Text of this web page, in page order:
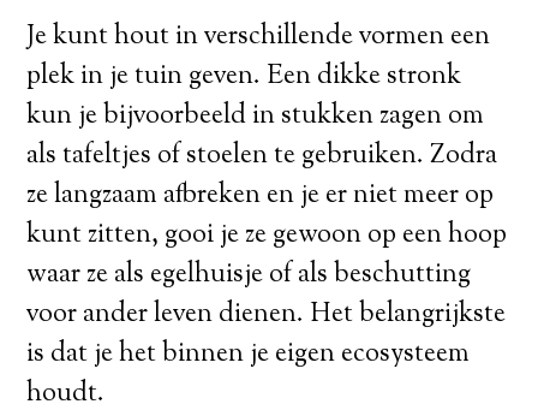
Je kunt hout in verschillende vormen een
plek in je tuin geven. Een dikke stronk
kun je bijvoorbeeld in stukken zagen om
als tafeltjes of stoelen te gebruiken. Zodra
ze langzaam afbreken en je er niet meer op
kunt zitten, gooi je ze gewoon op een hoop
waar ze als egelhuisje of als beschutting
voor ander leven dienen. Het belangrijkste
is dat je het binnen je eigen ecosysteem
houdt.